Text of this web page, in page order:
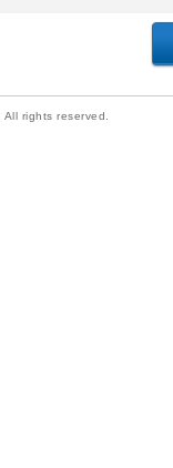
rights reserved.